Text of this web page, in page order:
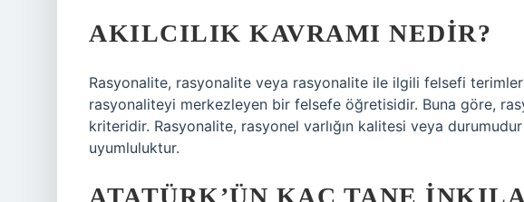
AKILCILIK KAVRAMI NEDIR?
Rasyonalite, rasyonalite veya rasyonalite ile ilgili felsefi
rasyonaliteyi merkezleyen bir felsefe öğretisidir. Buna göre,
kriteridir. Rasyonalite, rasyonel varlığın kalitesi veya
uyumluluktur.
ATATÜRK’ÜN KAÇ TANE